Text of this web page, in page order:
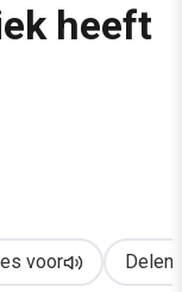
Afrikaanse
heeft
voor Delen